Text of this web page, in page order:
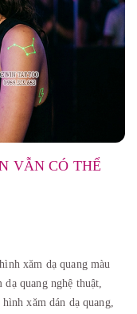
VẪN CÓ THỂ
hình xăm dạ quang màu
dạ quang nghệ thuật,
hình xăm dán dạ quang,